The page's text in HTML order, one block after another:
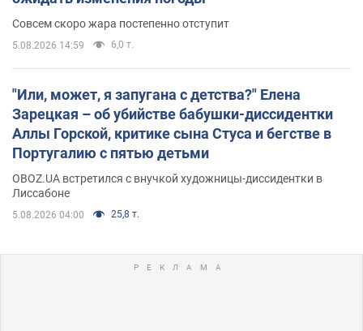
Совсем скоро жара постепенно отступит
5.08.2026 14:59 6,0 т.
"Или, может, я запугана с детства?" Елена
Зарецкая – об убийстве бабушки-диссидентки
Аллы Горской, критике сына Стуса и бегстве в
Португалию с пятью детьми
OBOZ.UA встретился с внучкой художницы-диссидентки в
Лиссабоне
5.08.2026 04:00 25,8 т.